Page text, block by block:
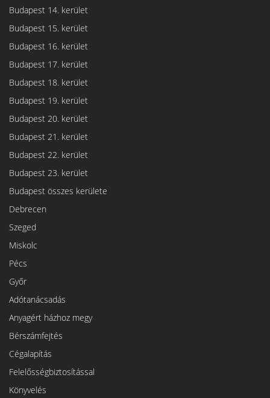
Budapest 14. kerület
Budapest 15. kerület
Budapest 16. kerület
Budapest 17. kerület
Budapest 18. kerület
Budapest 19. kerület
Budapest 20. kerület
Budapest 21. kerület
Budapest 22. kerület
Budapest 23. kerület
Budapest összes kerülete
Debrecen
Szeged
Miskolc
Pécs
Győr
Adótanácsadás
Anyagért házhoz megy
Bérszámfejtés
Cégalapítás
Felelősségbiztosítással
Könyvelés